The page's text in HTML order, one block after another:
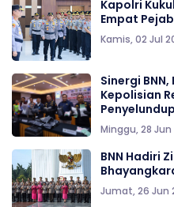
Kapolri
Empat
Kamis, 02 Jul
Sinergi
Kepolisian
Minggu, 28 Jun
BNN Hadiri
Jumat, 26 Jun